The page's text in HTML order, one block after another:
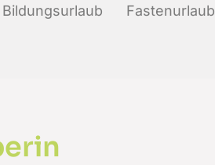
Bildungsurlaub Fastenurlaub